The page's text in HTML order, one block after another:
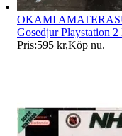
OKAMI
Gosedjur Playstation
Pris:595 kr,Köp nu.